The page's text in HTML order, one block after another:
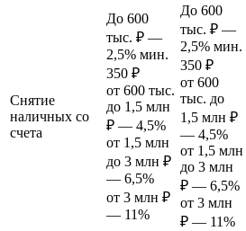
Снятие
наличных со
счета
До 600
тыс. ₽ —
2,5% мин.
350 ₽
от 600 тыс.
до 1,5 млн
₽ — 4,5%
от 1,5 млн
до 3 млн ₽
— 6,5%
от 3 млн ₽
— 11%
До 600
тыс. ₽ —
2,5% мин.
350 ₽
от 600
тыс. до
1,5 млн ₽
— 4,5%
от 1,5 млн
до 3 млн
₽ — 6,5%
от 3 млн
₽ — 11%